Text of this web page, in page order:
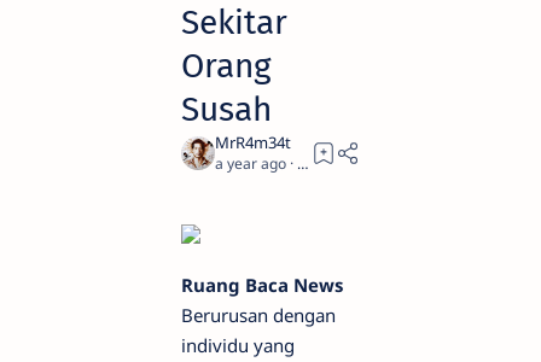
Sekitar
Orang
Susah
a year ago 4
Ruang Baca News
Berurusan dengan
individu yang